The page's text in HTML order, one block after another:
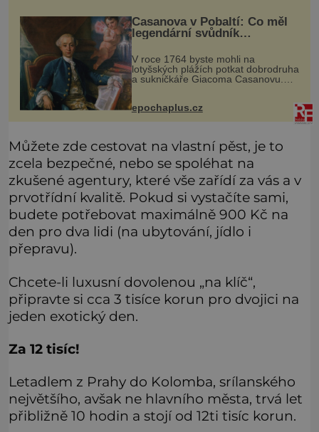
Casanova v Pobaltí: Co měl
legendární svůdník
společného se svobodnými
zednáři?
V roce 1764 byste mohli na
lotyšských plážích potkat dobrodruha
a sukničkáře Giacoma Casanovu.
Jeho cesta k Baltskému moři však
pracovní cestou se zištnými úmysly.
epochaplus.cz
Můžete zde cestovat na vlastní pěst, je to
zcela bezpečné, nebo se spoléhat na
zkušené agentury, které vše zařídí za vás a v
prvotřídní kvalitě. Pokud si vystačíte sami,
budete potřebovat maximálně 900 Kč na
den pro dva lidi (na ubytování, jídlo i
přepravu).
Chcete-li luxusní dovolenou „na klíč“,
připravte si cca 3 tisíce korun pro dvojici na
jeden exotický den.
Za 12 tisíc!
Letadlem z Prahy do Kolomba, srílanského
největšího, avšak ne hlavního města, trvá let
přibližně 10 hodin a stojí od 12ti tisíc korun.